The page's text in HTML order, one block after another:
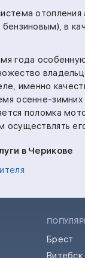
в
года
именно
осенне-
поломка
осуществлять
в Черикове
Брест
Витебск